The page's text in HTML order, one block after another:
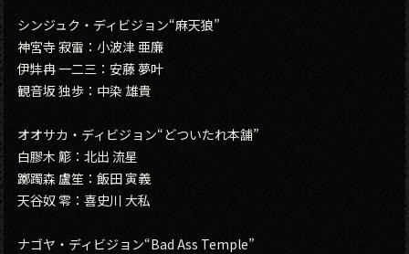
シンジュク・ディビジョン“麻天狼”
神宮寺 寂雷：小波津 亜廉
伊弉冉 一二三：安藤 夢叶
観音坂 独歩：中染 雄貴
オオサカ・ディビジョン“どついたれ本舗”
白膠木 簓：北出 流星
躑躅森 盧笙：飯田 寅義
天谷奴 零：喜史川 大私
ナゴヤ・ディビジョン“Bad Ass Temple”